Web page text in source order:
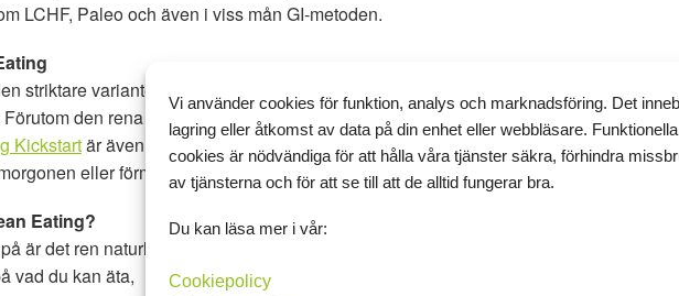
LCHF, Paleo och även i viss mån GI-metoden.
striktare varianten av Clean Eating, då rensar du även kroppen från en del
den rena och naturliga maten är den strikta varianten även mejeri- och
Kickstartär även LCHF inriktad med en något mer liberalare touch där en del
eller förmiddagen.
Eating?
är det ren naturlig mat utan tillsatser. Välj ekologiskt och helst KRAV-märkta
vad du kan äta,
Vi använder cookies för funktion, analys och marknadsföring. Det
lagring eller åtkomst av data på din enhet eller webbläsare. Funktionella
cookies är nödvändiga för att hålla våra tjänster säkra, förhindra
av tjänsterna och för att se till att de alltid fungerar bra.
Du kan läsa mer i vår:
Cookiepolicy